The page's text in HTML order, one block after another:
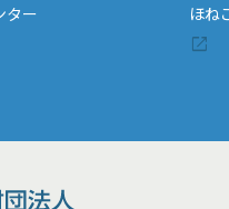
ター ほね